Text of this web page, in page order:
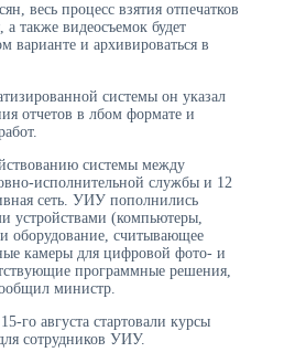
весь процесс взятия отпечатков
также видеосъемок будет
варианте и архивироваться в
системы он указал
отчетов в лбом формате и
системы между
исполнительной службы и 12
сеть. УИУ пополнились
устройствами (компьютеры,
оборудование, считывающее
камеры для цифровой фото- и
программные решения,
министр.
го августа стартовали курсы
сотрудников УИУ.